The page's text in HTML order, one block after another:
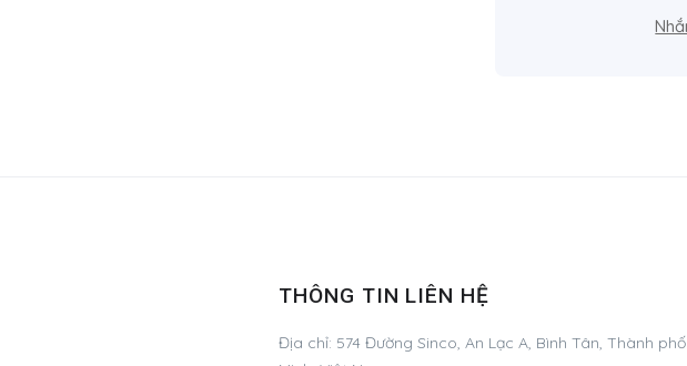
THÔNG TIN LIÊN HỆ
Địa chỉ: 574 Đường Sinco, An Lạc A, Bình Tân, Thành